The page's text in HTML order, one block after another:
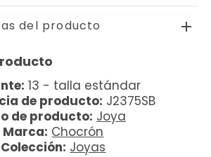
del producto
13 - talla estándar
de producto: J2375SB
de producto: Joya
Marca: Chocrón
Colección: Joyas